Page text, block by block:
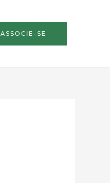
ASSOCIE-SE